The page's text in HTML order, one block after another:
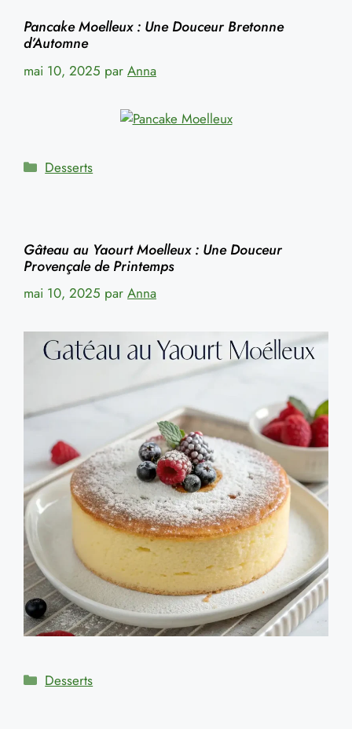
Pancake Moelleux : Une Douceur Bretonne
d’Automne
mai 10, 2025 par Anna
Catégories
Desserts
Gâteau au Yaourt Moelleux : Une Douceur
Provençale de Printemps
mai 10, 2025 par Anna
Catégories
Desserts